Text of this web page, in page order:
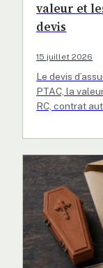
valeur et
devis
15 juillet 2026
Le devis
PTAC, la
RC, contrat